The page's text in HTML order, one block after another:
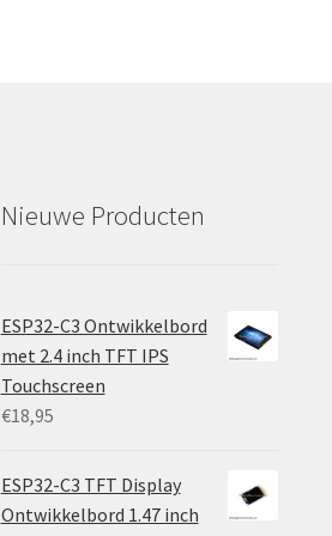
Nieuwe Producten
ESP32-C3 Ontwikkelbord
met 2.4 inch TFT IPS
Touchscreen
€18,95
ESP32-C3 TFT Display
Ontwikkelbord 1.47 inch